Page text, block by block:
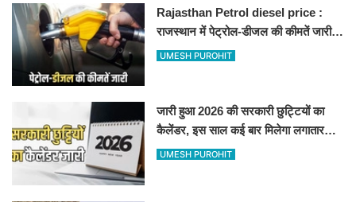
Rajasthan Petrol diesel price :
राजस्थान में पेट्रोल-डीजल की कीमतें जारी,
जानिए बीकानेर समेत पुरे प्रदेश में नए रेट
UMESH PUROHIT
जारी हुआ 2026 की सरकारी छुट्टियों का
कैलेंडर, इस साल कई बार मिलेगा लगातार
अवकाश, देखें
UMESH PUROHIT